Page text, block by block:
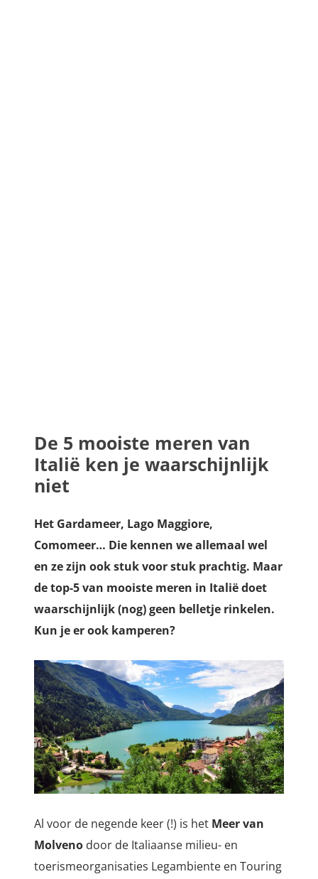
De 5 mooiste meren van
Italië ken je waarschijnlijk
niet
Het Gardameer, Lago Maggiore,
Comomeer… Die kennen we allemaal wel
en ze zijn ook stuk voor stuk prachtig. Maar
de top-5 van mooiste meren in Italië doet
waarschijnlijk (nog) geen belletje rinkelen.
Kun je er ook kamperen?
Al voor de negende keer (!) is het Meer van
Molveno door de Italiaanse milieu- en
toerismeorganisaties Legambiente en Touring